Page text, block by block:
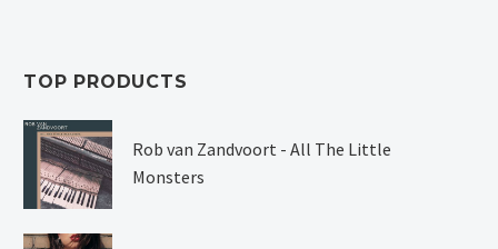
TOP PRODUCTS
Rob van Zandvoort - All The Little
Monsters